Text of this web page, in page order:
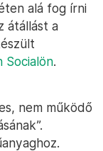
alá fog írni
átállást a
.
nem működő